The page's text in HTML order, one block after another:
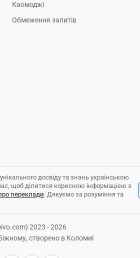
Каомоджі
Обмеження запитів
досвіду та знань українською
щоб ділитися корисною інформацією з
переклади. Дякуємо за розуміння та
2023 - 2026
створено в Коломиї